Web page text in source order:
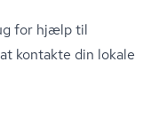
for hjælp til
kontakte din lokale